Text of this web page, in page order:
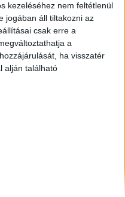
kezeléséhez nem feltétlenül
jogában áll tiltakozni az
csak erre a
a
ha visszatér
alján található